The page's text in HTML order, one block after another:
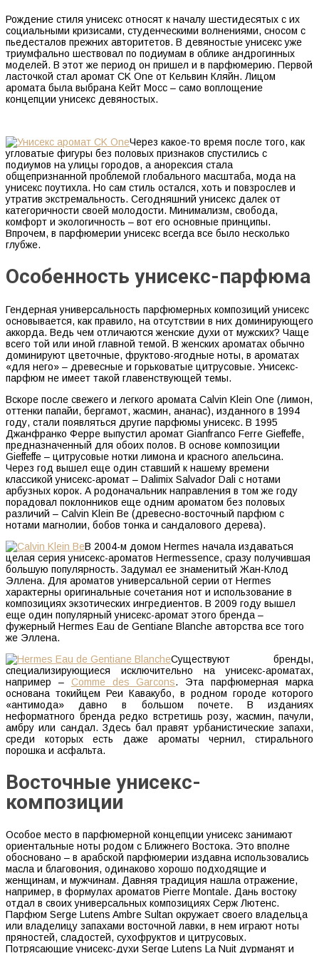
Рождение стиля унисекс относят к началу шестидесятых с их
социальными кризисами, студенческими волнениями, сносом с
пьедесталов прежних авторитетов. В девяностые унисекс уже
триумфально шествовал по подиумам в облике андрогинных
моделей. В этот же период он пришел и в парфюмерию. Первой
ласточкой стал аромат CK One от Кельвин Кляйн. Лицом
аромата была выбрана Кейт Мосс – само воплощение
концепции унисекс девяностых.
Через какое-то время после того, как
угловатые фигуры без половых признаков спустились с
подиумов на улицы городов, а анорексия стала
общепризнанной проблемой глобального масштаба, мода на
унисекс поутихла. Но сам стиль остался, хоть и повзрослев и
утратив экстремальность. Сегодняшний унисекс далек от
категоричности своей молодости. Минимализм, свобода,
комфорт и экологичность – вот его основные принципы.
Впрочем, в парфюмерии унисекс всегда все было несколько
глубже.
Особенность унисекс-парфюма
Гендерная универсальность парфюмерных композиций унисекс
основывается, как правило, на отсутствии в них доминирующего
аккорда. Ведь чем отличаются женские духи от мужских? Чаще
всего той или иной главной темой. В женских ароматах обычно
доминируют цветочные, фруктово-ягодные ноты, в ароматах
«для него» – древесные и горьковатые цитрусовые. Унисекс-
парфюм не имеет такой главенствующей темы.
Вскоре после свежего и легкого аромата Calvin Klein One (лимон,
оттенки папайи, бергамот, жасмин, ананас), изданного в 1994
году, стали появляться другие парфюмы унисекс. В 1995
Джанфранко Ферре выпустил аромат Gianfranco Ferre Gieffeffe,
предназначенный для обоих полов. В основе композиции
Gieffeffe – цитрусовые нотки лимона и красного апельсина.
Через год вышел еще один ставший к нашему времени
классикой унисекс-аромат – Dalimix Salvador Dali с нотами
арбузных корок. А родоначальник направления в том же году
порадовал поклонников еще одним ароматом без половых
различий – Calvin Klein Be (древесно-восточный парфюм с
нотами магнолии, бобов тонка и сандалового дерева).
В 2004-м домом Hermes начала издаваться
целая серия унисекс-ароматов Hermessence, сразу получившая
большую популярность. Задумал ее знаменитый Жан-Клод
Эллена. Для ароматов универсальной серии от Hermes
характерны оригинальные сочетания нот и использование в
композициях экзотических ингредиентов. В 2009 году вышел
еще один популярный унисекс-аромат этого бренда –
фужерный Hermes Eau de Gentiane Blanche авторства все того
же Эллена.
Существуют бренды,
специализирующиеся исключительно на унисекс-ароматах,
например – Comme des Garcons. Эта парфюмерная марка
основана токийцем Реи Кавакубо, в родном городе которого
«антимода» давно в большом почете. В изданиях
неформатного бренда редко встретишь розу, жасмин, пачули,
амбру или сандал. Здесь бал правят урбанистические запахи,
среди которых есть даже ароматы чернил, стирального
порошка и асфальта.
Восточные унисекс-
композиции
Особое место в парфюмерной концепции унисекс занимают
ориентальные ноты родом с Ближнего Востока. Это вполне
обосновано – в арабской парфюмерии издавна использовались
масла и благовония, одинаково хорошо подходящие и
женщинам, и мужчинам. Давняя традиция нашла отражение,
например, в формулах ароматов Pierre Montale. Дань востоку
отдал в своих универсальных композициях Серж Лютенс.
Парфюм Serge Lutens Ambre Sultan окружает своего владельца
или владелицу запахами восточной лавки, в нем играют ноты
пряностей, сладостей, сухофруктов и цитрусовых.
Потрясающие унисекс-духи Serge Lutens La Nuit дурманят и